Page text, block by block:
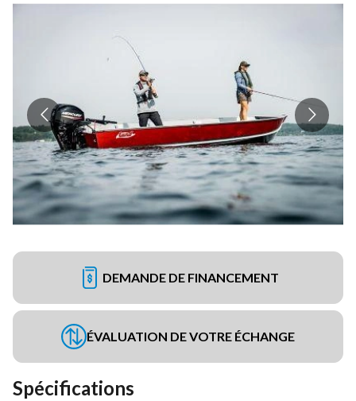
DEMANDE DE FINANCEMENT
ÉVALUATION DE VOTRE ÉCHANGE
Spécifications